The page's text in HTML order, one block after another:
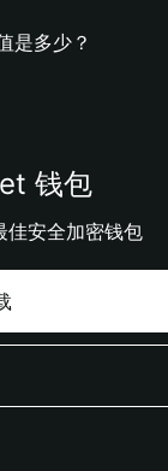
是多少？
钱包
安全加密钱包